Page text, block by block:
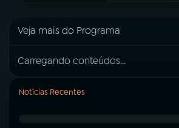
Veja mais do Programa
Carregando conteúdos...
Notícias Recentes